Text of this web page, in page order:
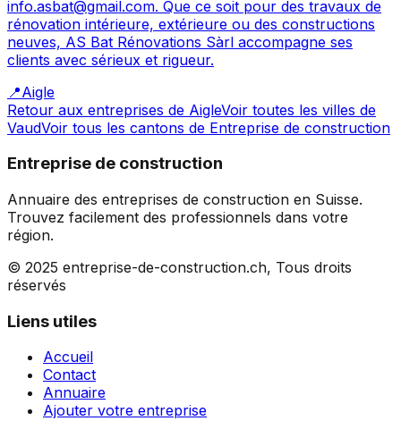
info.asbat@gmail.com. Que ce soit pour des travaux de
rénovation intérieure, extérieure ou des constructions
neuves, AS Bat Rénovations Sàrl accompagne ses
clients avec sérieux et rigueur.
📍Aigle
Retour aux entreprises de AigleVoir toutes les villes de
VaudVoir tous les cantons de Entreprise de construction
Entreprise de construction
Annuaire des entreprises de construction en Suisse.
Trouvez facilement des professionnels dans votre
région.
© 2025 entreprise-de-construction.ch, Tous droits
réservés
Liens utiles
Accueil
Contact
Annuaire
Ajouter votre entreprise